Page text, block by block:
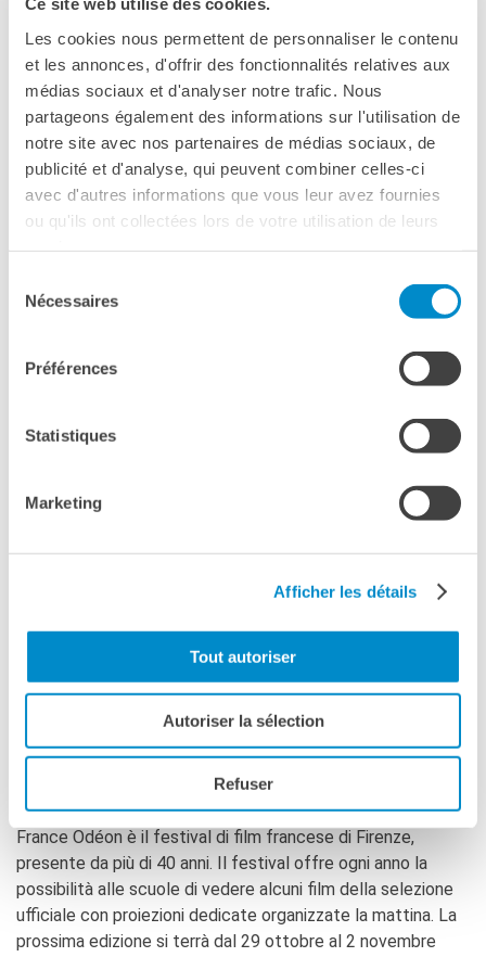
Les cookies nous permettent de personnaliser le contenu
et les annonces, d'offrir des fonctionnalités relatives aux
médias sociaux et d'analyser notre trafic. Nous
partageons également des informations sur l'utilisation de
notre site avec nos partenaires de médias sociaux, de
publicité et d'analyse, qui peuvent combiner celles-ci
avec d'autres informations que vous leur avez fournies
ou qu'ils ont collectées lors de votre utilisation de leurs
Nécessaires
Préférences
Statistiques
Marketing
Afficher les détails
Tout autoriser
Autoriser la sélection
Refuser
Le chiavi della città
Ma classe au cinéma
Pcto
BIBLIOTECA MEDIATECA
Catalogo online
Culturethèque
Salon de lecture (online)
LIBRAIRIE FRANÇAISE DE
una piattaforma dedicata.
Date : gennaio - febbraio ;info sull’edizione 2026 qui.
CINEMA FOR CHANGE :
Il festival Cinema For Change vi propone progettazioni
cinematografiche legate agli obiettivi di sviluppo
sostenibile definiti dalle Nazioni Unite. Le classi possono
votare per il loro film preferito.
24 febbraioe18
2026.
Informazioni generali, contatti e iscrizioni:
https://forms.gle/BTWGm8AYcdJNVR1S7
Baptiste CHAUVEAU
baptiste.chauveau@institutfrancais.it
I FESTIVAL A PAGAMENTO
FRANCE ODÉON (FIRENZE):
France Odéon è il festival di film francese di Firenze,
presente da più di 40 anni. Il festival offre ogni anno la
possibilità alle scuole di vedere alcuni film della selezione
ufficiale con proiezioni dedicate organizzate la mattina. La
prossima edizione si terrà dal 29 ottobre al 2 novembre